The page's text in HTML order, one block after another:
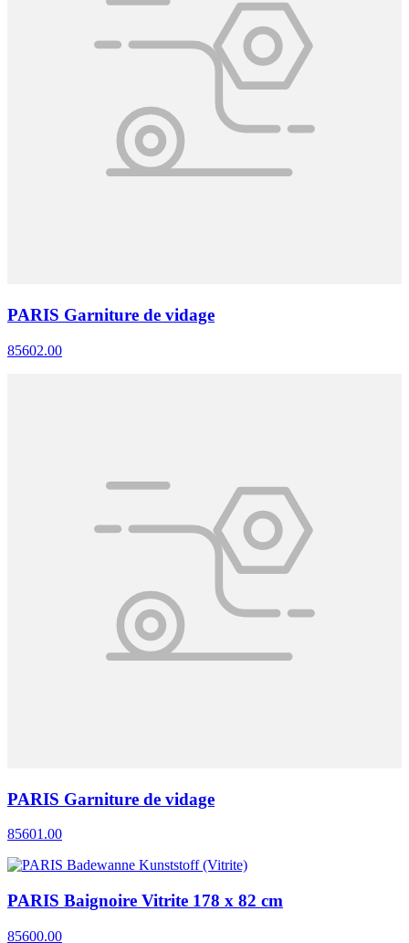
PARIS Garniture de vidage
85602.00
PARIS Garniture de vidage
85601.00
PARIS Baignoire Vitrite 178 x 82 cm
85600.00